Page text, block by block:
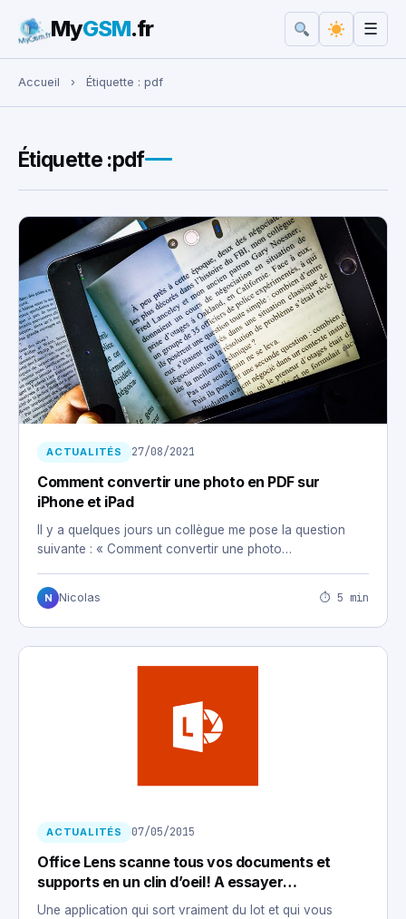
Rechercher :
MyGSM.fr ☰
Accueil › Étiquette : pdf
Étiquette :pdf
ACTUALITÉS 27/08/2021
Comment convertir une photo en PDF sur
iPhone et iPad
Il y a quelques jours un collègue me pose la question
suivante : « Comment convertir une photo…
N Nicolas ⏱ 5 min
ACTUALITÉS 07/05/2015
Office Lens scanne tous vos documents et
supports en un clin d’oeil! A essayer
d’urgence…
Une application qui sort vraiment du lot et qui vous